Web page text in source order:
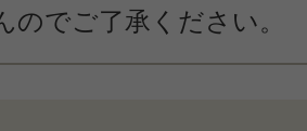
のでご了承ください。